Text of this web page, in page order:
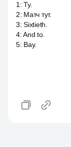
1 :Ту.
2: Матч тут.
3:Sixtieth.
4:And to.
5: Вау.